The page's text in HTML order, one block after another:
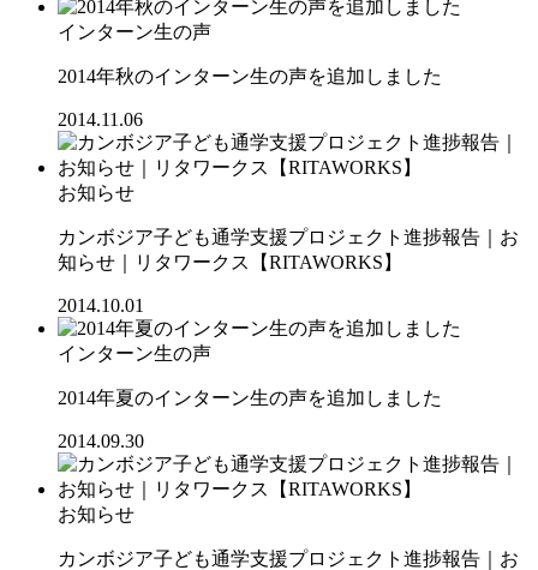
インターン生の声
2014年秋のインターン生の声を追加しました
2014.11.06
お知らせ
カンボジア子ども通学支援プロジェクト進捗報告｜お
知らせ｜リタワークス【RITAWORKS】
2014.10.01
インターン生の声
2014年夏のインターン生の声を追加しました
2014.09.30
お知らせ
カンボジア子ども通学支援プロジェクト進捗報告｜お